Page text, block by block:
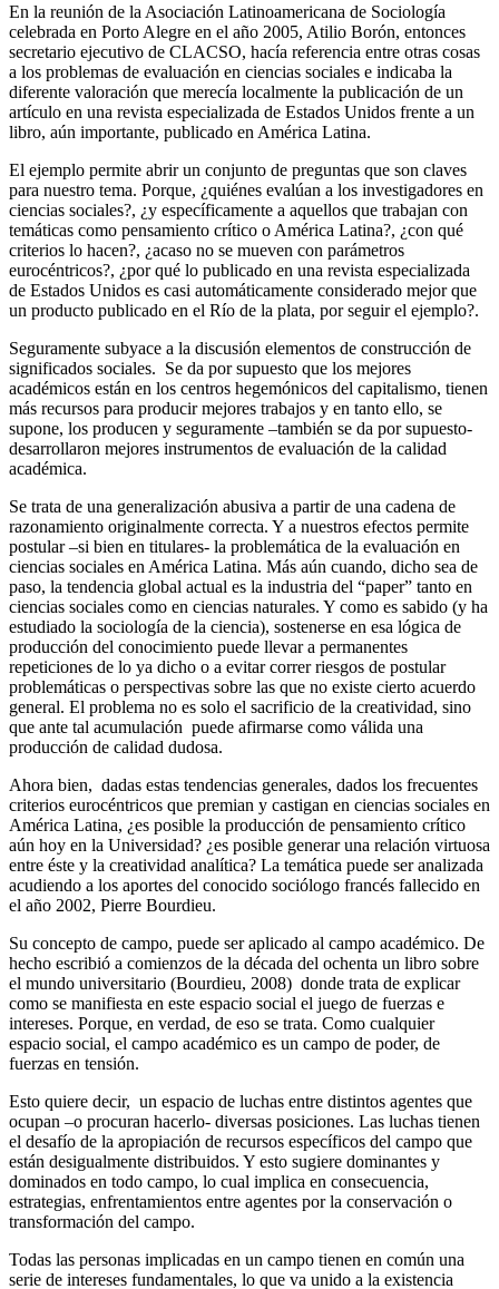
En la reunión de la Asociación Latinoamericana de Sociología
celebrada en Porto Alegre en el año 2005, Atilio Borón, entonces
secretario ejecutivo de CLACSO, hacía referencia entre otras cosas
a los problemas de evaluación en ciencias sociales e indicaba la
diferente valoración que merecía localmente la publicación de un
artículo en una revista especializada de Estados Unidos frente a un
libro, aún importante, publicado en América Latina.
El ejemplo permite abrir un conjunto de preguntas que son claves
para nuestro tema. Porque, ¿quiénes evalúan a los investigadores en
ciencias sociales?, ¿y específicamente a aquellos que trabajan con
temáticas como pensamiento crítico o América Latina?, ¿con qué
criterios lo hacen?, ¿acaso no se mueven con parámetros
eurocéntricos?, ¿por qué lo publicado en una revista especializada
de Estados Unidos es casi automáticamente considerado mejor que
un producto publicado en el Río de la plata, por seguir el ejemplo?.
Seguramente subyace a la discusión elementos de construcción de
significados sociales. Se da por supuesto que los mejores
académicos están en los centros hegemónicos del capitalismo, tienen
más recursos para producir mejores trabajos y en tanto ello, se
supone, los producen y seguramente –también se da por supuesto-
desarrollaron mejores instrumentos de evaluación de la calidad
académica.
Se trata de una generalización abusiva a partir de una cadena de
razonamiento originalmente correcta. Y a nuestros efectos permite
postular –si bien en titulares- la problemática de la evaluación en
ciencias sociales en América Latina. Más aún cuando, dicho sea de
paso, la tendencia global actual es la industria del “paper” tanto en
ciencias sociales como en ciencias naturales. Y como es sabido (y ha
estudiado la sociología de la ciencia), sostenerse en esa lógica de
producción del conocimiento puede llevar a permanentes
repeticiones de lo ya dicho o a evitar correr riesgos de postular
problemáticas o perspectivas sobre las que no existe cierto acuerdo
general. El problema no es solo el sacrificio de la creatividad, sino
que ante tal acumulación puede afirmarse como válida una
producción de calidad dudosa.
Ahora bien, dadas estas tendencias generales, dados los frecuentes
criterios eurocéntricos que premian y castigan en ciencias sociales en
América Latina, ¿es posible la producción de pensamiento crítico
aún hoy en la Universidad? ¿es posible generar una relación virtuosa
entre éste y la creatividad analítica? La temática puede ser analizada
acudiendo a los aportes del conocido sociólogo francés fallecido en
el año 2002, Pierre Bourdieu.
Su concepto de campo, puede ser aplicado al campo académico. De
hecho escribió a comienzos de la década del ochenta un libro sobre
el mundo universitario (Bourdieu, 2008) donde trata de explicar
como se manifiesta en este espacio social el juego de fuerzas e
intereses. Porque, en verdad, de eso se trata. Como cualquier
espacio social, el campo académico es un campo de poder, de
fuerzas en tensión.
Esto quiere decir, un espacio de luchas entre distintos agentes que
ocupan –o procuran hacerlo- diversas posiciones. Las luchas tienen
el desafío de la apropiación de recursos específicos del campo que
están desigualmente distribuidos. Y esto sugiere dominantes y
dominados en todo campo, lo cual implica en consecuencia,
estrategias, enfrentamientos entre agentes por la conservación o
transformación del campo.
Todas las personas implicadas en un campo tienen en común una
serie de intereses fundamentales, lo que va unido a la existencia